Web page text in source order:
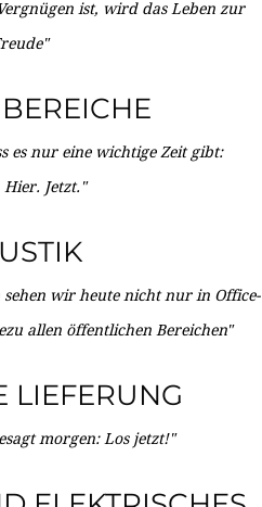
ist, wird das Leben zur
es nur eine wichtige Zeit gibt:
Hier. Jetzt."
sehen wir heute nicht nur in Office-
allen öffentlichen Bereichen"
LIEFERUNG
morgen: Los jetzt!"